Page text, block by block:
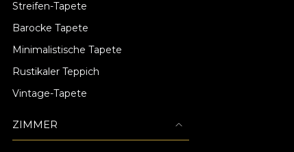
Streifen-Tapete
Barocke Tapete
Minimalistische Tapete
Rustikaler Teppich
Vintage-Tapete
ZIMMER